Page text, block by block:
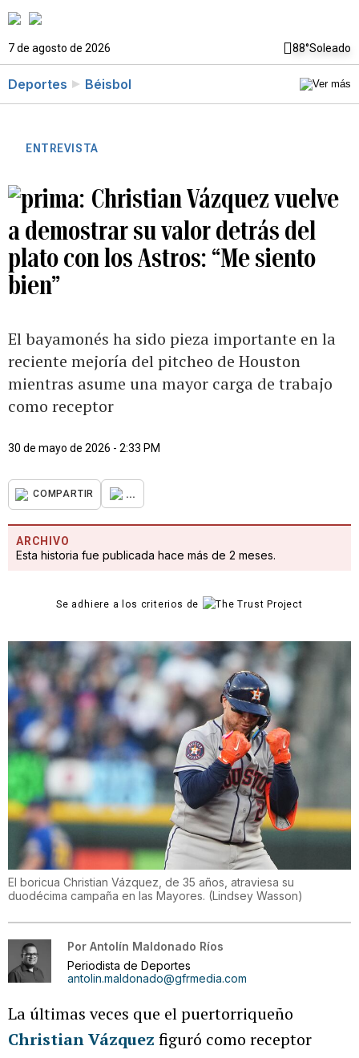
7 de agosto de 2026 88°Soleado
Deportes Béisbol
ENTREVISTA
Christian Vázquez vuelve
a demostrar su valor detrás del
plato con los Astros: “Me siento
bien”
El bayamonés ha sido pieza importante en la
reciente mejoría del pitcheo de Houston
mientras asume una mayor carga de trabajo
como receptor
30 de mayo de 2026 - 2:33 PM
COMPARTIR ...
ARCHIVO
Esta historia fue publicada hace más de 2 meses.
Se adhiere a los criterios de
El boricua Christian Vázquez, de 35 años, atraviesa su
duodécima campaña en las Mayores. (Lindsey Wasson)
Por Antolín Maldonado Ríos
Periodista de Deportes
antolin.maldonado@gfrmedia.com
La últimas veces que el puertorriqueño
Christian Vázquez figuró como receptor